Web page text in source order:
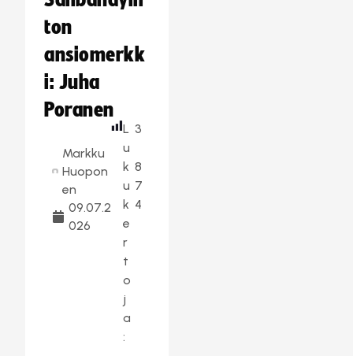
ton
ansiomerkk
i: Juha
Poranen
Markku
Huopon
en
09.07.2
026
L
u
k
u
k
e
r
t
o
j
a
:
3
8
7
4